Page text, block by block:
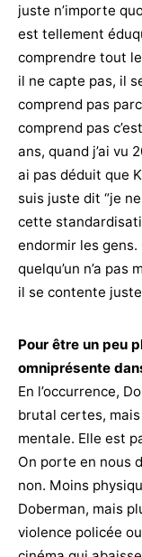
juste n’importe
est tellement
comprendre tout le
il ne capte pas, il
comprend pas
comprend pas
ans, quand j’ai vu
ai pas déduit que
suis juste dit “je
cette
endormir les
quelqu’un n’a pas
il se contente
Pour être un peu
omniprésente
En l’occurrence,
brutal certes,
mentale. Elle est
On porte en nous
non. Moins
Doberman, mais
violence policée